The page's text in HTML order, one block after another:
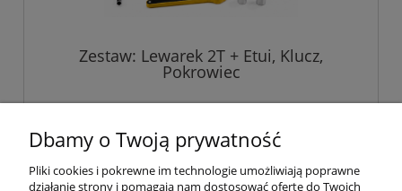
Zestaw: Lewarek 2T + Etui, Klucz,
Pokrowiec
do koszyka
Dbamy o Twoją prywatność
Pliki cookies i pokrewne im technologie umożliwiają poprawne
działanie strony i pomagają nam dostosować ofertę do Twoich